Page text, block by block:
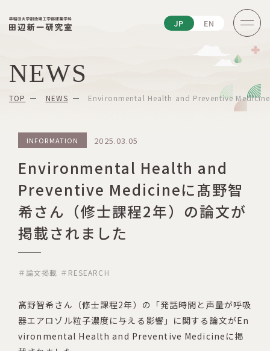
JP EN
NEWS
TOP NEWS Environmental Health and Preventive Medicine
INFORMATION 2025.03.05
Environmental Health and
Preventive Medicineに髙野智
希さん（修士課程2年）の論文が
掲載されました
＃論文掲載 ＃RESEARCH
髙野智希さん（修士課程2年）の「発話時間と声量が呼吸
器エアロゾル粒子濃度に与える影響」に関する論文がEn
vironmental Health and Preventive Medicineに掲